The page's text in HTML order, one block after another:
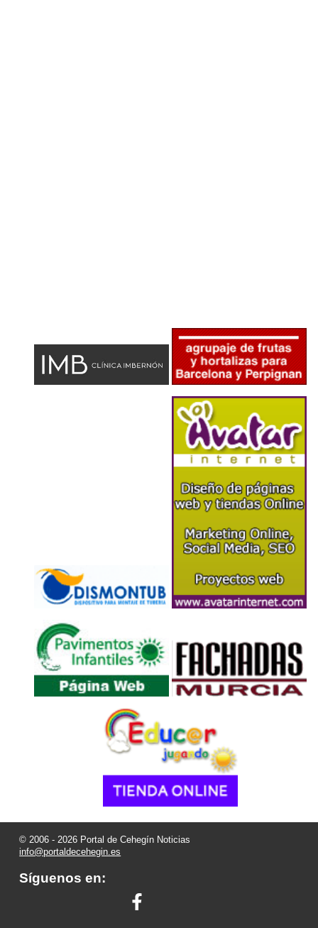
© 2006 - 2026 Portal de Cehegín Noticias
info@portaldecehegin.es
Síguenos en: